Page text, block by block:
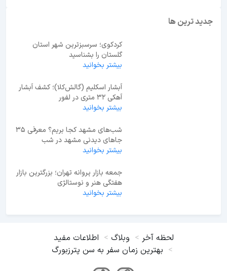
جدید ترین ها
کردکوی؛ سرسبزترین شهر استان
گلستان را بشناسید
بیشتر بخوانید
آبشار اسکلیم (گالش‌کلا)؛ کشف آبشار
آهکی ۳۲ متری در لفور
بیشتر بخوانید
شب‌های مشهد کجا بریم؟ معرفی 35
جاهای دیدنی مشهد در شب
بیشتر بخوانید
جمعه بازار پروانه تهران؛ بزرگترین بازار
هفتگی هنر و نوستالژی
بیشتر بخوانید
لحظه آخر وبلاگ
اطلاعات مفید
بهترین زمان سفر به سن پترزبورگ